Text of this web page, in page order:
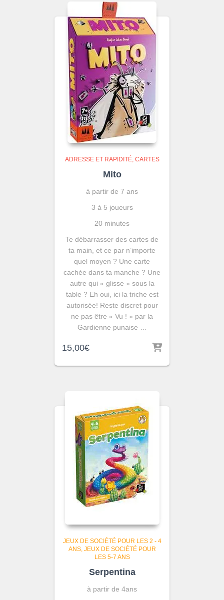
ADRESSE ET RAPIDITÉ CARTES
Mito
à partir de 7 ans
3 à 5 joueurs
20 minutes
Te débarrasser des cartes de
ta main, et ce par n’importe
quel moyen ? Une carte
cachée dans ta manche ? Une
autre qui « glisse » sous la
table ? Eh oui, ici la triche est
autorisée! Reste discret pour
ne pas être « Vu ! » par la
Gardienne punaise …
15,00€
JEUX DE SOCIÉTÉ POUR LES 2 - 4
ANS JEUX DE SOCIÉTÉ POUR
LES 5-7 ANS
Serpentina
à partir de 4ans